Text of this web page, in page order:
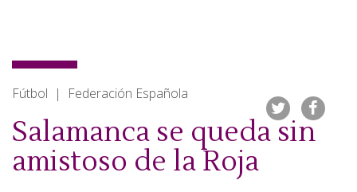
Fútbol | Federación Española
Salamanca se queda sin
amistoso de la Roja